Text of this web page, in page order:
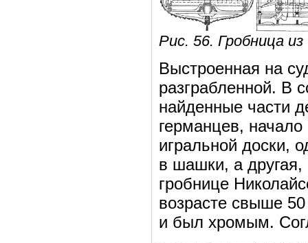
Рис. 56. Гробница
Выстроенная на
разграбленной. В
найденные части
германцев, начало
игральной доски,
в шашки, а
гробнице
возрасте свыше
и был хромым.